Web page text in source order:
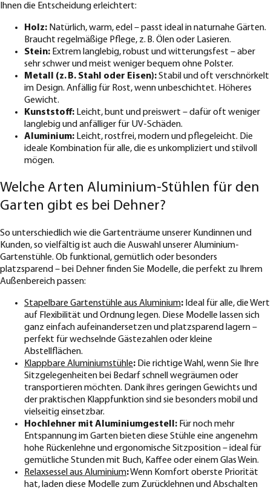
Ihnen die Entscheidung erleichtert:
Holz: Natürlich, warm, edel – passt ideal in naturnahe Gärten.
Braucht regelmäßige Pflege, z. B. Ölen oder Lasieren.
Stein: Extrem langlebig, robust und witterungsfest – aber
sehr schwer und meist weniger bequem ohne Polster.
Metall (z. B. Stahl oder Eisen):Stabil und oft verschnörkelt
im Design. Anfällig für Rost, wenn unbeschichtet. Höheres
Gewicht.
Kunststoff: Leicht, bunt und preiswert – dafür oft weniger
langlebig und anfälliger für UV-Schäden.
Aluminium: Leicht, rostfrei, modern und pflegeleicht. Die
ideale Kombination für alle, die es unkompliziert und stilvoll
mögen.
Welche Arten Aluminium-Stühlen für den
Garten gibt es bei Dehner?
So unterschiedlich wie die Gartenträume unserer Kundinnen und
Kunden, so vielfältig ist auch die Auswahl unserer Aluminium-
Gartenstühle. Ob funktional, gemütlich oder besonders
platzsparend – bei Dehner finden Sie Modelle, die perfekt zu Ihrem
Außenbereich passen:
Stapelbare Gartenstühle aus Aluminium: Ideal für alle, die Wert
auf Flexibilität und Ordnung legen. Diese Modelle lassen sich
ganz einfach aufeinandersetzen und platzsparend lagern –
perfekt für wechselnde Gästezahlen oder kleine
Abstellflächen.
Klappbare Aluminiumstühle: Die richtige Wahl, wenn Sie Ihre
Sitzgelegenheiten bei Bedarf schnell wegräumen oder
transportieren möchten. Dank ihres geringen Gewichts und
der praktischen Klappfunktion sind sie besonders mobil und
vielseitig einsetzbar.
Hochlehner mit Aluminiumgestell: Für noch mehr
Entspannung im Garten bieten diese Stühle eine angenehm
hohe Rückenlehne und ergonomische Sitzposition – ideal für
gemütliche Stunden mit Buch, Kaffee oder einem Glas Wein.
Relaxsessel aus Aluminium:Wenn Komfort oberste Priorität
hat, laden diese Modelle zum Zurücklehnen und Abschalten